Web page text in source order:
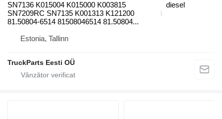
SN7136 K015004 K015000 K003815
SN7209RC SN7135 K001313 K121200
81.50804-6514 81508046514 81.50804...
diesel
Estonia, Tallinn
TruckParts Eesti OÜ